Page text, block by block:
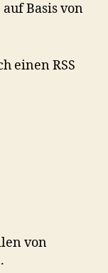
Basis von
einen RSS
von